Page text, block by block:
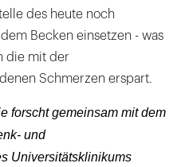
des heute noch
Becken einsetzen - was
die mit der
Schmerzen erspart.
forscht gemeinsam mit dem
und
Universitätsklinikums